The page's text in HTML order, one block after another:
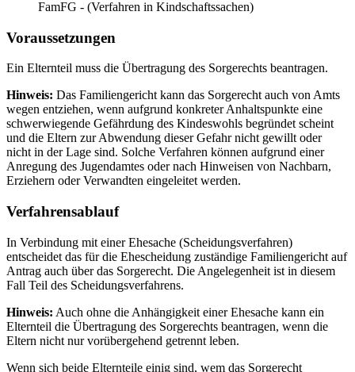
FamFG - (Verfahren in Kindschaftssachen)
Voraussetzungen
Ein Elternteil muss die Übertragung des Sorgerechts beantragen.
Hinweis: Das Familiengericht kann das Sorgerecht auch von Amts
wegen entziehen, wenn aufgrund konkreter Anhaltspunkte eine
schwerwiegende Gefährdung des Kindeswohls begründet scheint
und die Eltern zur Abwendung dieser Gefahr nicht gewillt oder
nicht in der Lage sind. Solche Verfahren können aufgrund einer
Anregung des Jugendamtes oder nach Hinweisen von Nachbarn,
Erziehern oder Verwandten eingeleitet werden.
Verfahrensablauf
In Verbindung mit einer Ehesache (Scheidungsverfahren)
entscheidet das für die Ehescheidung zuständige Familiengericht auf
Antrag auch über das Sorgerecht. Die Angelegenheit ist in diesem
Fall Teil des Scheidungsverfahrens.
Hinweis: Auch ohne die Anhängigkeit einer Ehesache kann ein
Elternteil die Übertragung des Sorgerechts beantragen, wenn die
Eltern nicht nur vorübergehend getrennt leben.
Wenn sich beide Elternteile einig sind, wem das Sorgerecht